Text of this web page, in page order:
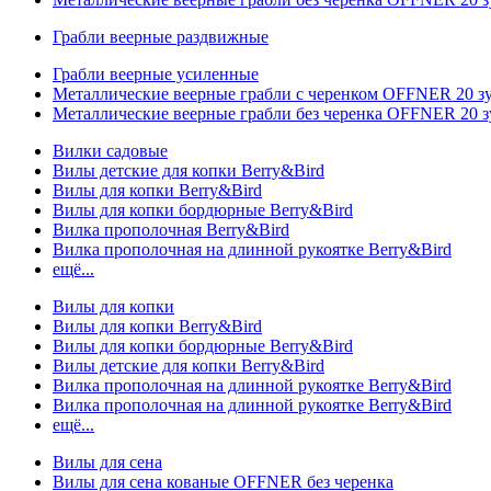
Грабли веерные раздвижные
Грабли веерные усиленные
Металлические веерные грабли с черенком OFFNER 20
Металлические веерные грабли без черенка OFFNER 20
Вилки садовые
Вилы детские для копки Berry&Bird
Вилы для копки Berry&Bird
Вилы для копки бордюрные Berry&Bird
Вилка прополочная Berry&Bird
Вилка прополочная на длинной рукоятке Berry&Bird
ещё...
Вилы для копки
Вилы для копки Berry&Bird
Вилы для копки бордюрные Berry&Bird
Вилы детские для копки Berry&Bird
Вилка прополочная на длинной рукоятке Berry&Bird
Вилка прополочная на длинной рукоятке Berry&Bird
ещё...
Вилы для сена
Вилы для сена кованые OFFNER без черенка